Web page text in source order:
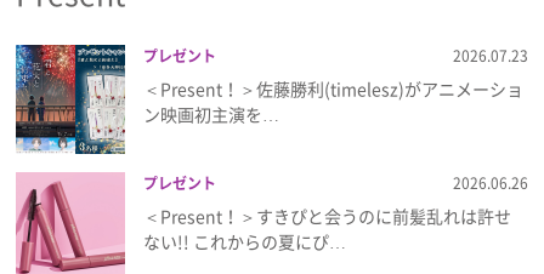
お問い合わせ
プレゼント 2026.07.23
＜Present！＞佐藤勝利(timelesz)がアニメーショ
ン映画初主演を…
プレゼント 2026.06.26
＜Present！＞すきぴと会うのに前髪乱れは許せ
ない!! これからの夏にぴ…